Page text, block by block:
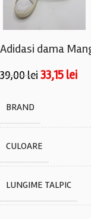
Adidasi dama
39,00lei33,15 lei
BRAND
CULOARE
LUNGIME TALPIC